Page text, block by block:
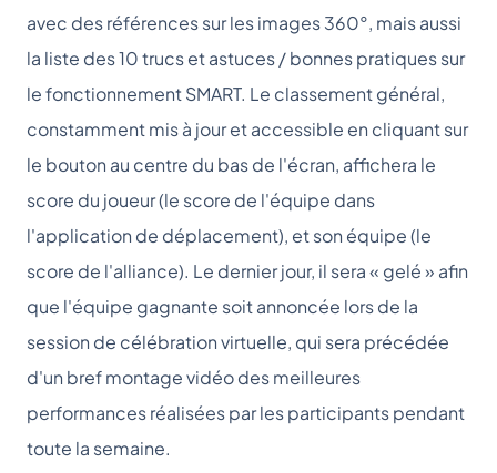
avec des références sur les images 360°, mais aussi
la liste des 10 trucs et astuces / bonnes pratiques sur
le fonctionnement SMART. Le classement général,
constamment mis à jour et accessible en cliquant sur
le bouton au centre du bas de l'écran, affichera le
score du joueur (le score de l'équipe dans
l'application de déplacement), et son équipe (le
score de l'alliance). Le dernier jour, il sera « gelé » afin
que l'équipe gagnante soit annoncée lors de la
session de célébration virtuelle, qui sera précédée
d'un bref montage vidéo des meilleures
performances réalisées par les participants pendant
toute la semaine.